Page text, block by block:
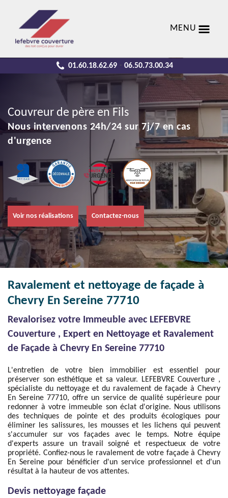
MENU
01.60.18.62.69 - 06.50.73.00.34
Couvreur de père en Fils
Nous intervenons 24h/24 sur 7j/7 en cas
d'urgence
Voir nos réalisations Contactez-nous
Ravalement et nettoyage de façade à
Chevry En Sereine 77710
Revalorisez votre Immeuble avec LEFEBVRE
Couverture , Expert en Nettoyage et Ravalement
de Façade à Chevry En Sereine 77710
L'entretien de votre bien immobilier est essentiel pour
préserver son esthétique et sa valeur. LEFEBVRE Couverture ,
spécialiste du nettoyage et du ravalement de façade à Chevry
En Sereine 77710, offre un service de qualité supérieure pour
redonner à votre immeuble son éclat d'origine. Nous utilisons
des techniques de pointe et des produits écologiques pour
éliminer les salissures, les mousses et les lichens qui peuvent
s'accumuler sur vos façades avec le temps. Notre équipe
d'experts assure un travail soigné et respectueux de votre
propriété. Confiez-nous le ravalement de votre façade à Chevry
En Sereine pour bénéficier d'un service professionnel et d'un
résultat à la hauteur de vos attentes.
Devis nettoyage façade